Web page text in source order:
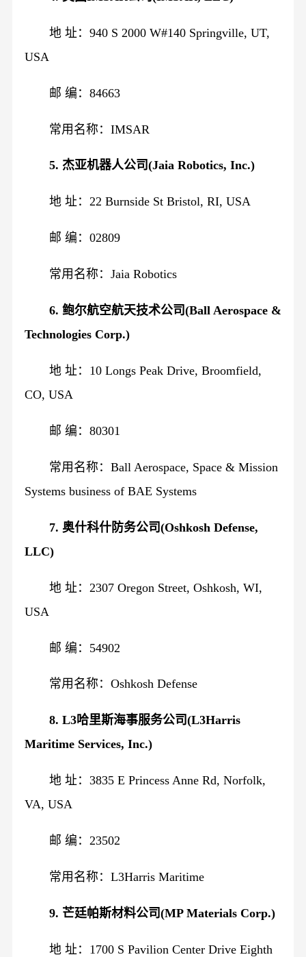
地 址：940 S 2000 W#140 Springville, UT,
USA
邮 编：84663
常用名称：IMSAR
5. 杰亚机器人公司(Jaia Robotics, Inc.)
地 址：22 Burnside St Bristol, RI, USA
邮 编：02809
常用名称：Jaia Robotics
6. 鲍尔航空航天技术公司(Ball Aerospace &
Technologies Corp.)
地 址：10 Longs Peak Drive, Broomfield,
CO, USA
邮 编：80301
常用名称：Ball Aerospace, Space & Mission
Systems business of BAE Systems
7. 奥什科什防务公司(Oshkosh Defense,
LLC)
地 址：2307 Oregon Street, Oshkosh, WI,
USA
邮 编：54902
常用名称：Oshkosh Defense
8. L3哈里斯海事服务公司(L3Harris
Maritime Services, Inc.)
地 址：3835 E Princess Anne Rd, Norfolk,
VA, USA
邮 编：23502
常用名称：L3Harris Maritime
9. 芒廷帕斯材料公司(MP Materials Corp.)
地 址：1700 S Pavilion Center Drive Eighth